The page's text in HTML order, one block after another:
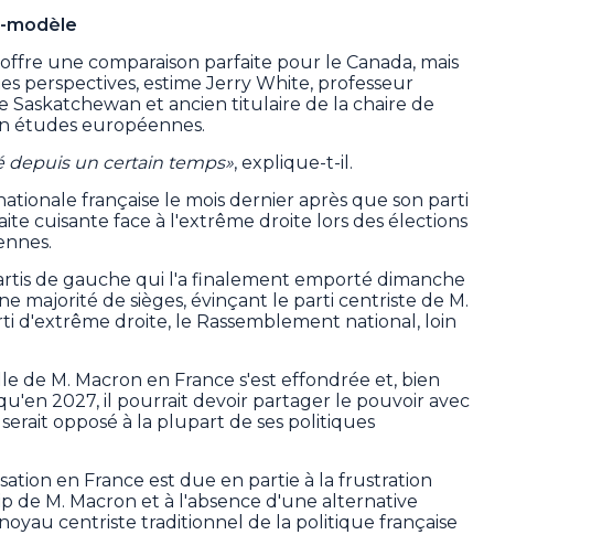
modèle
une comparaison parfaite pour le Canada, mais
perspectives, estime Jerry White, professeur
Saskatchewan et ancien titulaire de la chaire de
études européennes.
depuis un certain temps», explique-t-il.
française le mois dernier après que son parti
cuisante face à l'extrême droite lors des élections
de gauche qui l'a finalement emporté dimanche
majorité de sièges, évinçant le parti centriste de M.
d'extrême droite, le Rassemblement national, loin
de M. Macron en France s'est effondrée et, bien
2027, il pourrait devoir partager le pouvoir avec
opposé à la plupart de ses politiques
en France est due en partie à la frustration
de M. Macron et à l'absence d'une alternative
centriste traditionnel de la politique française